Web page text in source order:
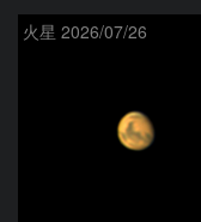
火星 2026/07/26